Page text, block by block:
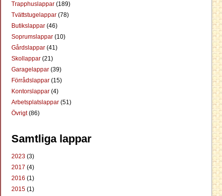
Trapphuslappar (189)
Tvättstugelappar (78)
Butikslappar (46)
Soprumslappar (10)
Gårdslappar (41)
Skollappar (21)
Garagelappar (39)
Förrådslappar (15)
Kontorslappar (4)
Arbetsplatslappar (51)
Övrigt(86)
Samtliga lappar
2023 (3)
2017 (4)
2016 (1)
2015 (1)